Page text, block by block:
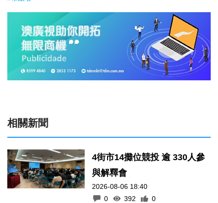
相關新聞
4街市14攤位競投 逾 330人參
與解釋會
2026-08-06 18:40
0
392 0